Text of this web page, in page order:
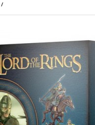
/